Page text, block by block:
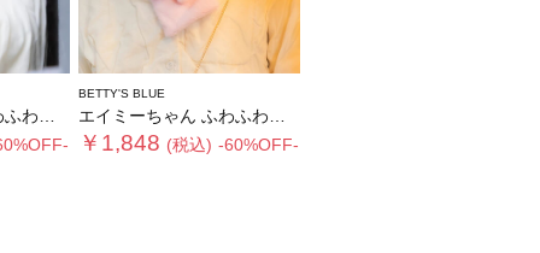
マフ
BETTY'S BLUE
エイミーちゃん ふわふわティペット
￥1,848 (税込) -60%OFF-